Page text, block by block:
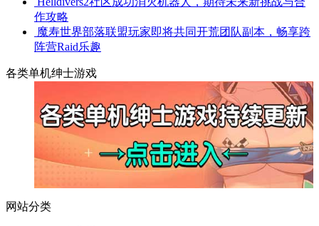
作攻略
魔寿世界部落联盟玩家即将共同开荒团队副本，畅享跨
阵营Raid乐趣
各类单机绅士游戏
网站分类